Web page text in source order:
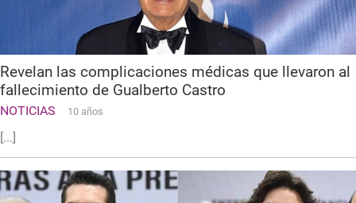
Revelan las complicaciones médicas que llevaron al
fallecimiento de Gualberto Castro
NOTICIAS 10 años
[...]